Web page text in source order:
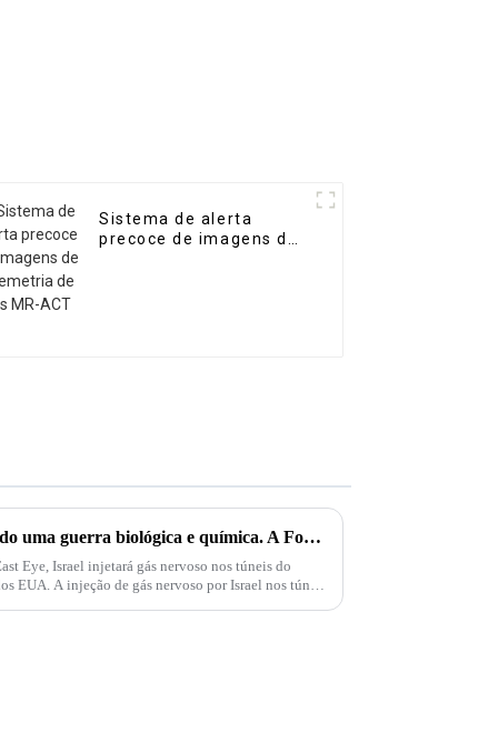
Sistema de alerta
precoce de imagens de
Palestina e Israel estão iniciando uma guerra biológica e química. A Força Delta aparece e injeta gás nervoso em túneis subterrâneos em Gaza!
Eye, Israel injetará gás nervoso nos túneis do
EUA. A injeção de gás nervoso por Israel nos túneis